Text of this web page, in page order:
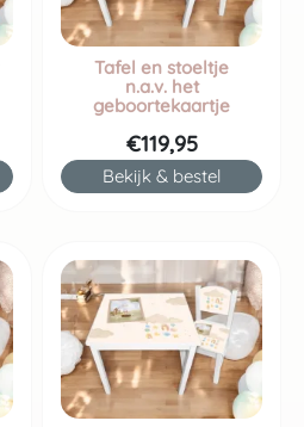
Tafel en stoeltje
n.a.v. het
geboortekaartje
€119,95
Bekijk & bestel